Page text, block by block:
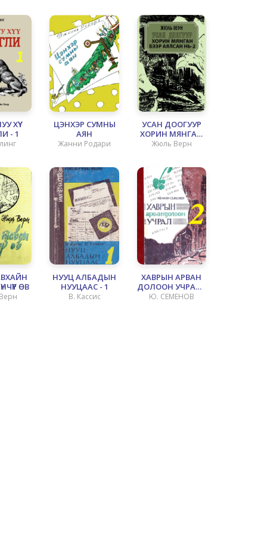
ХҮҮ
- 1
ЦЭНХЭР СУМНЫ
АЯН
Жанни Родари
УСАН ДООГУУР
ХОРИН МЯНГАН
БЭЭР АЯЛСАН НЬ
Жюль Верн
ӨВ
НУУЦ АЛБАДЫН
НУУЦААС - 1
В. Кассис
ХАВРЫН АРВАН
ДОЛООН УЧРАЛ -
2
Ю. СЕМЕНОВ